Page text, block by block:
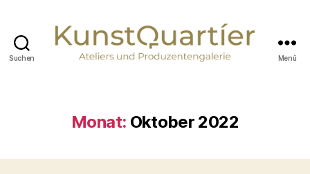
Suchen
der
Donau
Menü
Monat: Oktober 2022